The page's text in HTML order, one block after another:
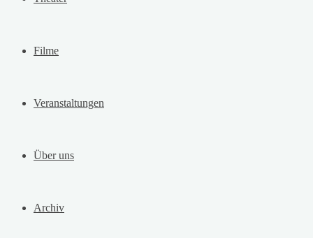
Filme
Veranstaltungen
Über uns
Archiv